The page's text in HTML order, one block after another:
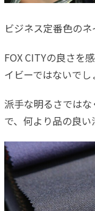
ビジネス定番色のネ
FOX CITYの良さを
イビーではないでし
派手な明るさでは
で、何より品の良い